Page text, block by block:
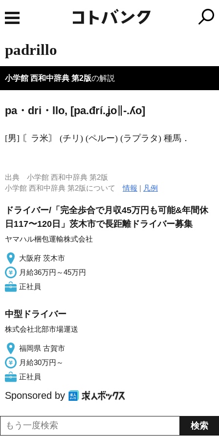
padrillo
小学館 西和中辞典 第2版の解説
pa・dri・llo, [pa.đrí.ʝo∥-.ʎo]
[男] 〘ラ米〙 (チリ) (ペルー) (ラプラタ) 種馬．
出典 小学館 西和中辞典 第2版
小学館 西和中辞典 第2版について情報 | 凡例
ドライバー/「完全歩合で月収45万円も可能&年間休
日117〜120日」茨木市で長距離ドライバー募集
ヤマハル梱包運輸株式会社
大阪府 茨木市
月給36万円～45万円
正社員
中型ドライバー
株式会社北部市場運送
福岡県 古賀市
月給30万円～
正社員
Sponsored by